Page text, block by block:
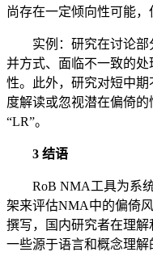
尚存在一定倾向性可能，
实例：研究在讨论
并方式、面临不一致的
性。此外，研究对短中
度解读或忽视潜在偏倚
“LR”。
3 结语
RoB NMA工具为系
架来评估NMA中的偏倚
撰写，国内研究者在理
一些源于语言和概念理解